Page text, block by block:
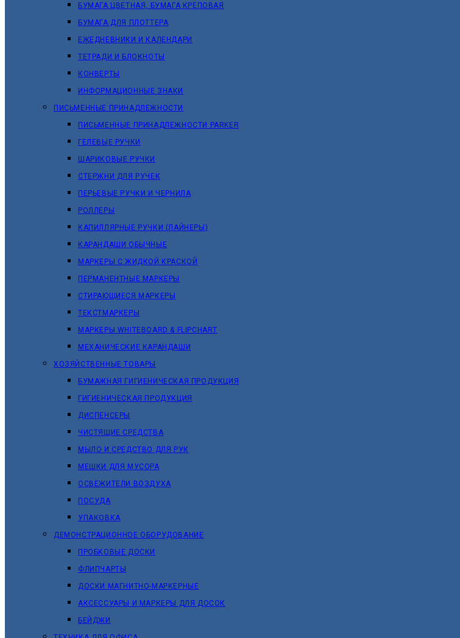
БУМАГА ЦВЕТНАЯ, БУМАГА КРЕПОВАЯ
БУМАГА ДЛЯ ПЛОТТЕРА
ЕЖЕДНЕВНИКИ И КАЛЕНДАРИ
ТЕТРАДИ И БЛОКНОТЫ
КОНВЕРТЫ
ИНФОРМАЦИОННЫЕ ЗНАКИ
ПИСЬМЕННЫЕ ПРИНАДЛЕЖНОСТИ
ПИСЬМЕННЫЕ ПРИНАДЛЕЖНОСТИ PARKER
ГЕЛЕВЫЕ РУЧКИ
ШАРИКОВЫЕ РУЧКИ
СТЕРЖНИ ДЛЯ РУЧЕК
ПЕРЬЕВЫЕ РУЧКИ И ЧЕРНИЛА
РОЛЛЕРЫ
КАПИЛЛЯРНЫЕ РУЧКИ (ЛАЙНЕРЫ)
КАРАНДАШИ ОБЫЧНЫЕ
МАРКЕРЫ C ЖИДКОЙ КРАСКОЙ
ПЕРМАНЕНТНЫЕ МАРКЕРЫ
СТИРАЮЩИЕСЯ МАРКЕРЫ
ТЕКСТМАРКЕРЫ
МАРКЕРЫ WHITEBOARD & FLIPCHART
МЕХАНИЧЕСКИЕ КАРАНДАШИ
ХОЗЯЙСТВЕННЫЕ ТОВАРЫ
БУМАЖНАЯ ГИГИЕНИЧЕСКАЯ ПРОДУКЦИЯ
ГИГИЕНИЧЕСКАЯ ПРОДУКЦИЯ
ДИСПЕНСЕРЫ
ЧИСТЯЩИЕ СРЕДСТВА
МЫЛО И СРЕДСТВО ДЛЯ РУК
МЕШКИ ДЛЯ МУСОРА
ОСВЕЖИТЕЛИ ВОЗДУХА
ПОСУДА
УПАКОВКА
ДЕМОНСТРАЦИОННОЕ ОБОРУДОВАНИЕ
ПРОБКОВЫЕ ДОСКИ
ФЛИПЧАРТЫ
ДОСКИ МАГНИТНО-МАРКЕРНЫЕ
АКСЕССУАРЫ И МАРКЕРЫ ДЛЯ ДОСОК
БЕЙДЖИ